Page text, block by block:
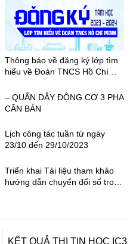
Thông báo về đăng ký lớp tìm
hiểu về Đoàn TNCS Hồ Chí
– QUẤN DÂY ĐỘNG CƠ 3 PHA
CĂN BẢN
Lịch công tác tuần từ ngày
23/10 đến 29/10/2023
Triển khai Tài liệu tham khảo
hướng dẫn chuyển đổi số trong
KẾT QUẢ THI TIN HỌC IC3